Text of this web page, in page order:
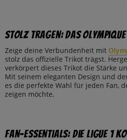
Stolz tragen: Das
Zeige deine Verbundenheit mit
stolz das offizielle Trikot trägst.
verkörpert dieses Trikot die Stärke
Mit seinem eleganten Design und
es die perfekte Wahl für jeden Fan,
zeigen möchte.
Fan-Essentials: Die Ligue 1